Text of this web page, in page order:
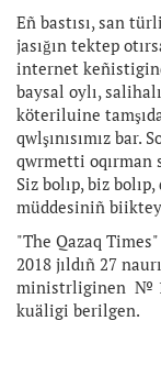
Eñ bastısı, san
jasığın tektep
internet
baysal oylı,
köteriluine
qwlşınısımız bar.
qwrmetti oqırman
Siz bolıp, biz
müddesiniñ
"The Qazaq
2018 jıldıñ 27
ministrliginen №
kuäligi berilgen.